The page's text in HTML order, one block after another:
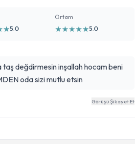
★5.0
Ortam
★★★★★5.0
taş değdirmesin inşallah hocam beni
oda sizi mutlu etsin
Görüşü Şikayet Et